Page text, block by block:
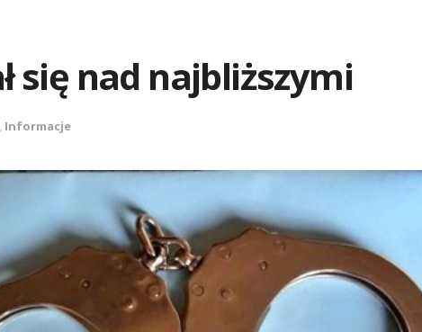
się nad najbliższymi
, Informacje